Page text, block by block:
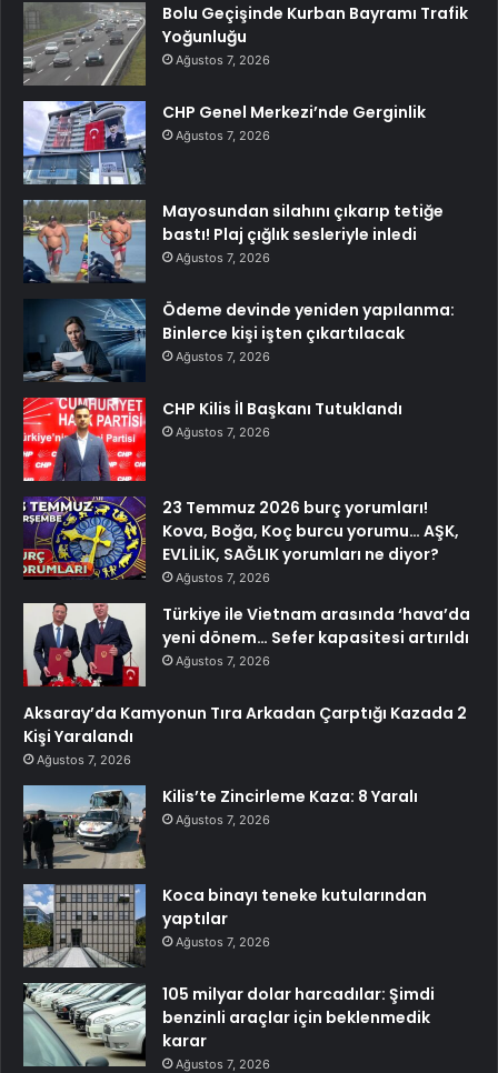
Bolu Geçişinde Kurban Bayramı Trafik
Yoğunluğu
Ağustos 7, 2026
CHP Genel Merkezi’nde Gerginlik
Ağustos 7, 2026
Mayosundan silahını çıkarıp tetiğe
bastı! Plaj çığlık sesleriyle inledi
Ağustos 7, 2026
Ödeme devinde yeniden yapılanma:
Binlerce kişi işten çıkartılacak
Ağustos 7, 2026
CHP Kilis İl Başkanı Tutuklandı
Ağustos 7, 2026
23 Temmuz 2026 burç yorumları!
Kova, Boğa, Koç burcu yorumu… AŞK,
EVLİLİK, SAĞLIK yorumları ne diyor?
Ağustos 7, 2026
Türkiye ile Vietnam arasında ‘hava’da
yeni dönem… Sefer kapasitesi artırıldı
Ağustos 7, 2026
Aksaray’da Kamyonun Tıra Arkadan Çarptığı Kazada 2
Kişi Yaralandı
Ağustos 7, 2026
Kilis’te Zincirleme Kaza: 8 Yaralı
Ağustos 7, 2026
Koca binayı teneke kutularından
yaptılar
Ağustos 7, 2026
105 milyar dolar harcadılar: Şimdi
benzinli araçlar için beklenmedik
karar
Ağustos 7, 2026